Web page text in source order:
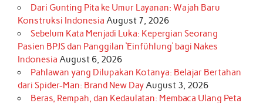
Dari Gunting Pita ke Umur Layanan: Wajah Baru
Konstruksi Indonesia August 7, 2026
Sebelum Kata Menjadi Luka: Kepergian Seorang
Pasien BPJS dan Panggilan ‘Einfühlung’ bagi Nakes
Indonesia August 6, 2026
Pahlawan yang Dilupakan Kotanya: Belajar Bertahan
dari Spider-Man: Brand New DayAugust 3, 2026
Beras, Rempah, dan Kedaulatan: Membaca Ulang Peta